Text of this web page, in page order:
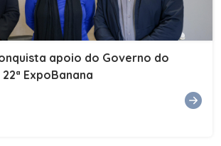
apoio do Governo do
ExpoBanana